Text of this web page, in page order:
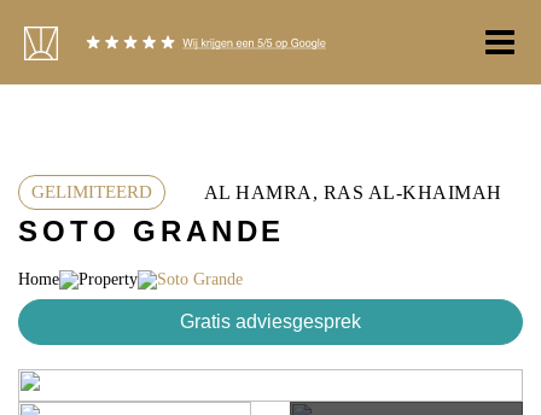
naar
GELIMITEERD AL HAMRA, RAS AL-KHAIMAH
SOTO GRANDE
Home Property Soto Grande
Gratis adviesgesprek